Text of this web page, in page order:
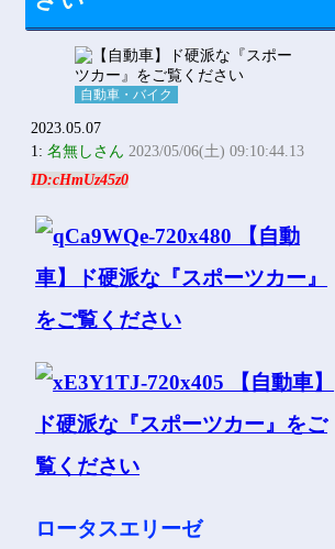
自動車・バイク
2023.05.07
1:名無しさん 2023/05/06(土) 09:10:44.13
ID:cHmUz45z0
ロータスエリーゼ